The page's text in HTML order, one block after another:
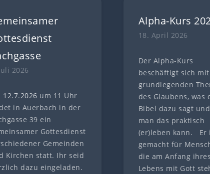
2026
12.7.2026 um 11 Uhr
in Auerbach in der
39 ein
Gottesdienst
Gemeinden
Kirchen statt. Ihr seid
dazu eingeladen.
Alpha-Kurs
18. April 2026
Der Alpha-Kurs
beschäftigt sich
grundlegenden
des Glaubens, was
Bibel dazu sagt
man das praktisch
(er)leben kann. Er
gemacht für
die am Anfang ihres
Lebens mit Gott